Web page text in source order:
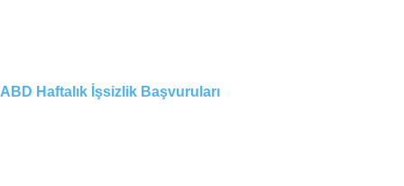
ABD Haftalık İşsizlik Başvuruları